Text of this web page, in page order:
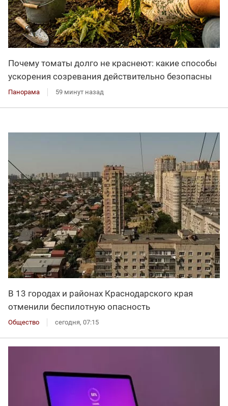
Почему томаты долго не краснеют: какие способы
ускорения созревания действительно безопасны
Панорама 59 минут назад
В 13 городах и районах Краснодарского края
отменили беспилотную опасность
Общество сегодня, 07:15